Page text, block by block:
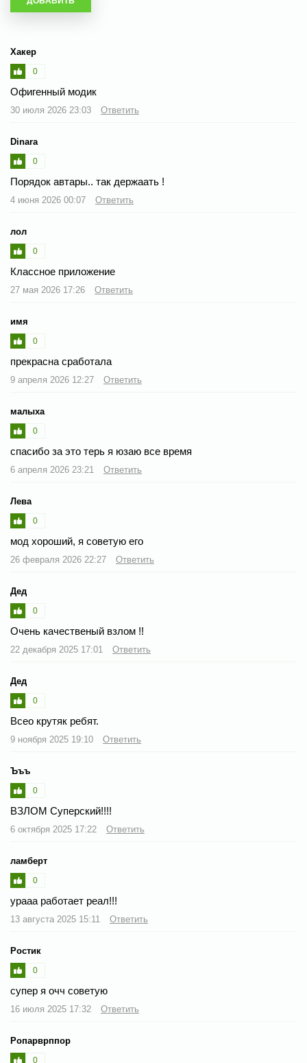
Хакер
0
Офигенный модик
30 июля 2026 23:03 Ответить
Dinara
0
Порядок автары.. так держаать !
4 июня 2026 00:07 Ответить
лол
0
Классное приложение
27 мая 2026 17:26 Ответить
имя
0
прекрасна сработала
9 апреля 2026 12:27 Ответить
малыха
0
спасибо за это терь я юзаю все время
6 апреля 2026 23:21 Ответить
Лева
0
мод хороший, я советую его
26 февраля 2026 22:27 Ответить
Дед
0
Очень качественый взлом !!
22 декабря 2025 17:01 Ответить
Дед
0
Всео крутяк ребят.
9 ноября 2025 19:10 Ответить
Ъъъ
0
ВЗЛОМ Суперский!!!!
6 октября 2025 17:22 Ответить
ламберт
0
урааа работает реал!!!
13 августа 2025 15:11 Ответить
Ростик
0
супер я очч советую
16 июля 2025 17:32 Ответить
Ропарврппор
0